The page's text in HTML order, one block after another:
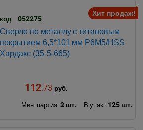
Хит продаж!
код 052275
Сверло по металлу с титановым
покрытием 6,5*101 мм Р6М5/HSS
Хардакс (35-5-665)
112.73 руб.
Мин. партия: 2 шт. В упак.: 125 шт.